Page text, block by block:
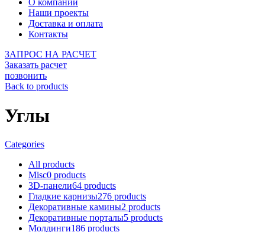
О компании
Наши проекты
Доставка и оплата
Контакты
ЗАПРОС НА РАСЧЕТ
Заказать расчет
позвонить
Back to products
Углы
Categories
All products
Misc0 products
3D-панели64 products
Гладкие карнизы276 products
Декоративные камины2 products
Декоративные порталы5 products
Молдинги186 products